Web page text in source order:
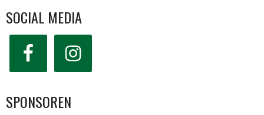
NAVIGATION
SOCIAL MEDIA
SPONSOREN